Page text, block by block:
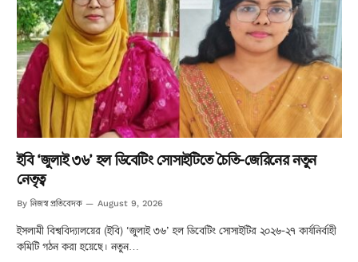
ইবি ‘জুলাই ৩৬’ হল ডিবেটিং সোসাইটিতে চৈতি-জেরিনের নতুন
নেতৃত্ব
By নিজস্ব প্রতিবেদক August 9, 2026
ইসলামী বিশ্ববিদ্যালয়ের (ইবি) ‘জুলাই ৩৬’ হল ডিবেটিং সোসাইটির ২০২৬-২৭ কার্যনির্বাহী
কমিটি গঠন করা হয়েছে। নতুন…